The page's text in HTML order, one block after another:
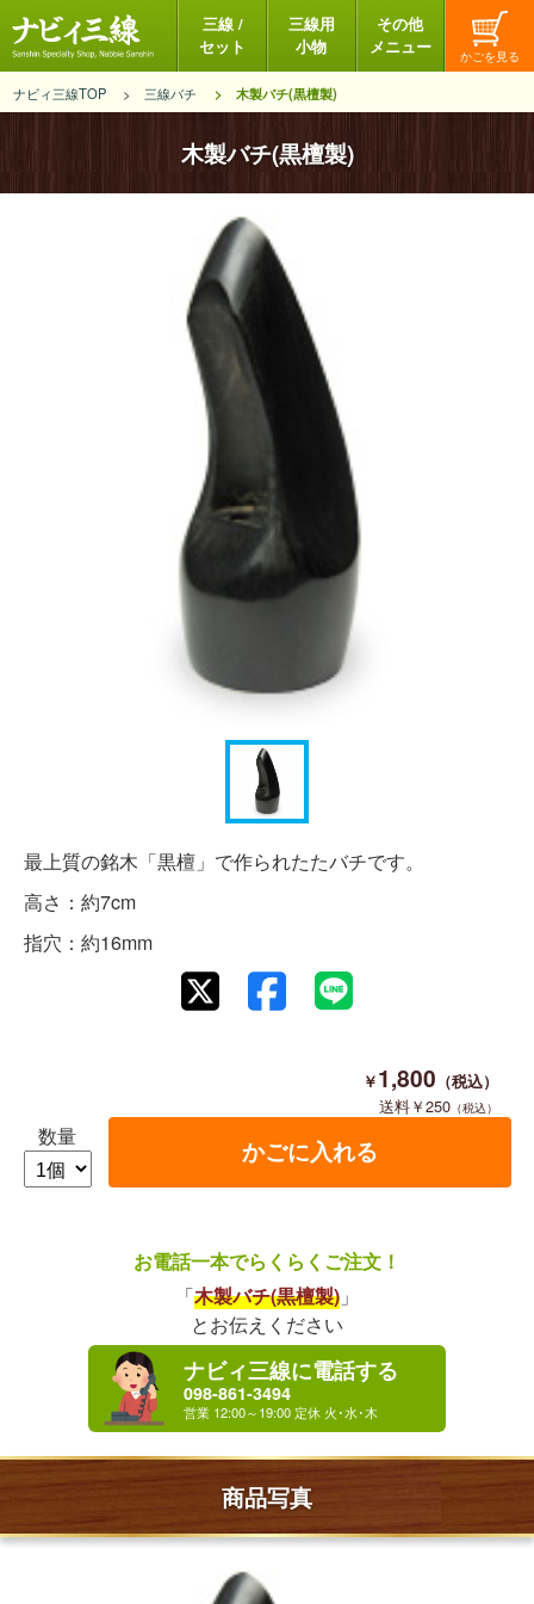
三線 /
セット
三線用
小物
その他
メニュー
ナビィ三線TOP 三線バチ 木製バチ(黒檀製)
木製バチ(黒檀製)
最上質の銘木「黒檀」で作られたたバチです。
高さ：約7cm
指穴：約16mm
1,800
250
数量
お電話一本でらくらくご注文！
「木製バチ(黒檀製) 」
とお伝えください
ナビィ三線に電話する
098-861-3494
商品写真